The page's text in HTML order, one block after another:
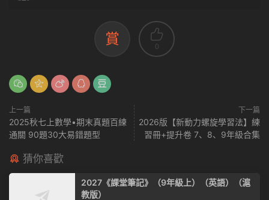
賞 0
上一篇
2025秋七上數學•期末真題百練
通關 90題30大易錯題型
下一篇
2026版【新動力螺旋學習法】練
習冊+提升卷 7、8、9年級合集
猜你喜歡
2027《課堂筆記》（9年級上）（英語）（滬
教版）